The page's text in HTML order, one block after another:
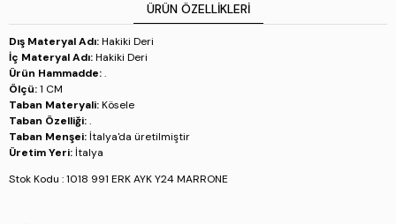
ÜRÜN ÖZELLIKLERI
Dış Materyal Adı:Hakiki Deri
İç Materyal Adı:Hakiki Deri
Ürün Hammadde:.
Ölçü:1 CM
Taban Materyali:Kösele
Taban Özelliği:.
Taban Menşei: İtalya'da üretilmiştir
Üretim Yeri: İtalya
Stok Kodu : 1018 991 ERK AYK Y24 MARRONE